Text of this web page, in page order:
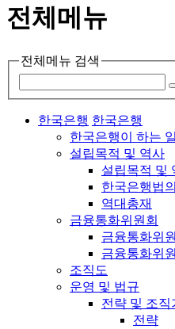
전체메뉴
전체메뉴 검색
한국은행 한국은행
한국은행이 하는 일
설립목적 및 역사
설립목적 및
한국은행법
역대총재
금융통화위원회
금융통화위
금융통화위
조직도
운영 및 법규
전략 및 조직
전략